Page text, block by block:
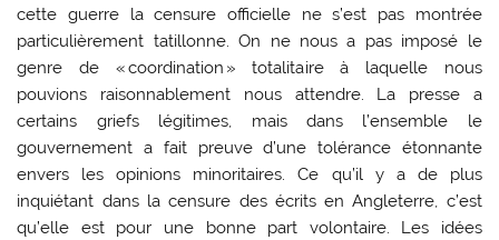
cette guerre la censure officielle ne s’est pas montrée
particulièrement tatillonne. On ne nous a pas imposé le
genre de « coordination » totalitaire à laquelle nous
pouvions raisonnablement nous attendre. La presse a
certains griefs légitimes, mais dans l’ensemble le
gouvernement a fait preuve d’une tolérance étonnante
envers les opinions minoritaires. Ce qu’il y a de plus
inquiétant dans la censure des écrits en Angleterre, c’est
qu’elle est pour une bonne part volontaire. Les idées